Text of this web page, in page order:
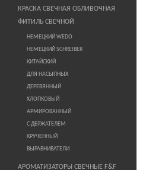
КРАСКА СВЕЧНАЯ ОБЛИВОЧНАЯ
ФИТИЛЬ СВЕЧНОЙ
НЕМЕЦКИЙ WEDO
НЕМЕЦКИЙ SCHREIBER
КИТАЙСКИЙ
ДЛЯ НАСЫПНЫХ
ДЕРЕВЯННЫЙ
ХЛОПКОВЫЙ
АРМИРОВАННЫЙ
С ДЕРЖАТЕЛЕМ
КРУЧЕННЫЙ
ВЫРАВНИВАТЕЛИ
АРОМАТИЗАТОРЫ СВЕЧНЫЕ F&F